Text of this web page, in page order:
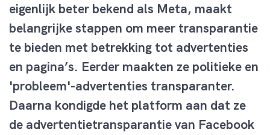
eigenlijk beter bekend als Meta, maakt
belangrijke stappen om meer transparantie
te bieden met betrekking tot advertenties
en pagina’s. Eerder maakten ze politieke en
'probleem'-advertenties transparanter.
Daarna kondigde het platform aan dat ze
de advertentietransparantie van Facebook